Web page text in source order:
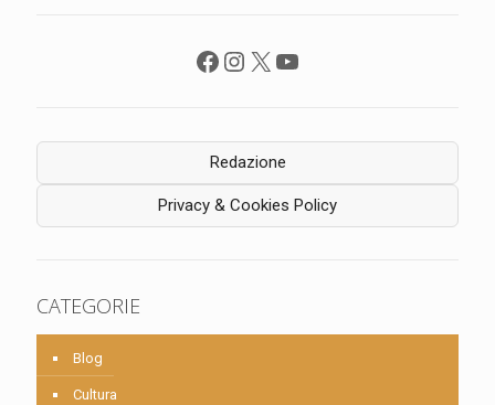
Facebook
Instagram
X YouTube
Redazione
Privacy & Cookies Policy
CATEGORIE
Blog
Cultura